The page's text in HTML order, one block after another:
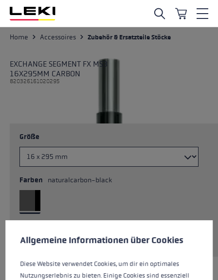
Zum Hauptinhalt springen
Home Accessoires Zubehör & Ersatzteile Stöcke
EXCHANGE SEGMENT FX MS3
16X295MM CARBON
820326161020295
Größe
Farben naturalcarbon-black
Cookie-Voreinstellungen
Allgemeine Informationen über Cookies
Diese Website verwendet Cookies, um dir ein optimales
Nutzungserlebnis zu bieten. Einige Cookies sind essenziell